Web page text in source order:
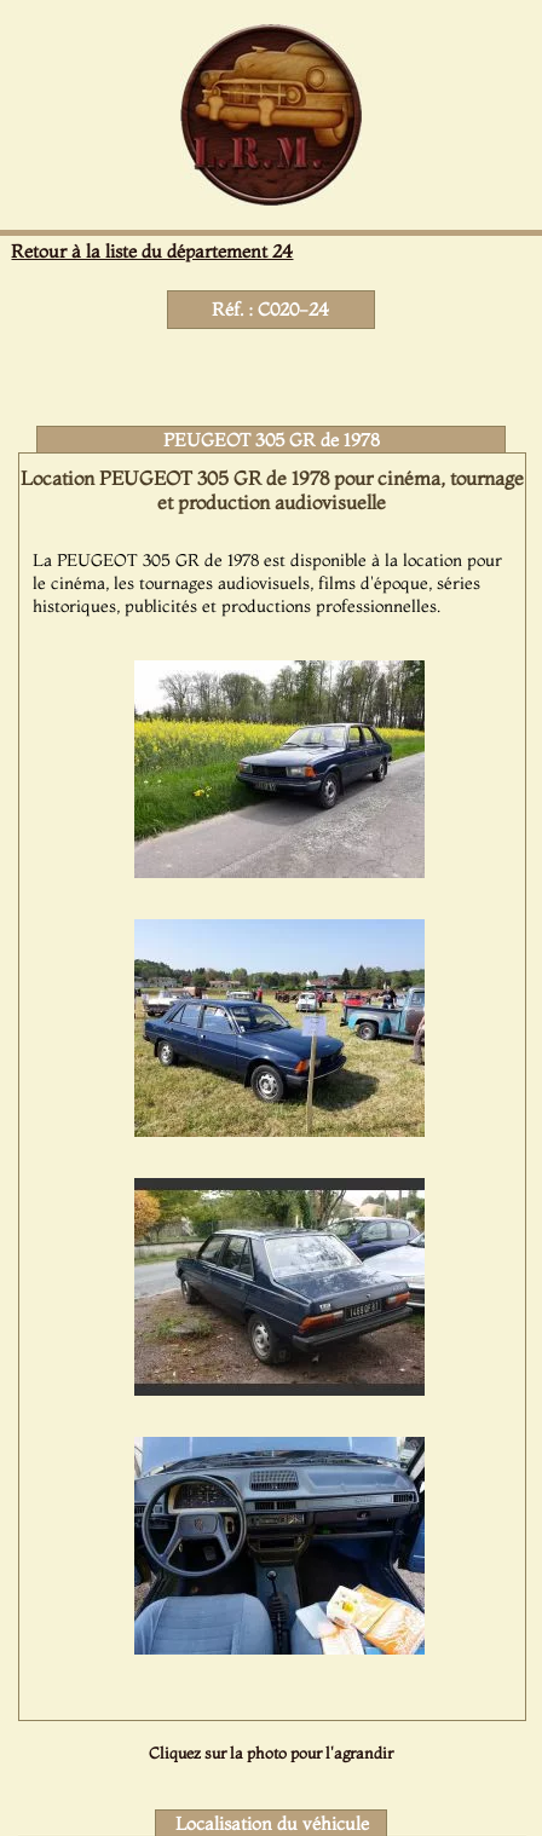
Retour à la liste du département 24
Réf. : C020-24
PEUGEOT 305 GR de 1978
Location PEUGEOT 305 GR de 1978 pour cinéma, tournage
et production audiovisuelle
La PEUGEOT 305 GR de 1978 est disponible à la location pour
le cinéma, les tournages audiovisuels, films d'époque, séries
historiques, publicités et productions professionnelles.
Cliquez sur la photo pour l'agrandir
Localisation du véhicule